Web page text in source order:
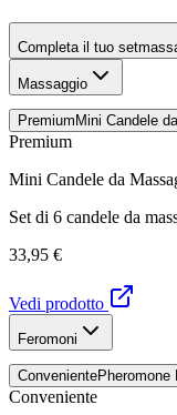
Completa il tuo set
Massaggio
Premium Mini Candele
Premium
Mini Candele da
Set di 6 candele da
33,95 €
Vedi prodotto
Feromoni
ConvenientePheromone
Conveniente